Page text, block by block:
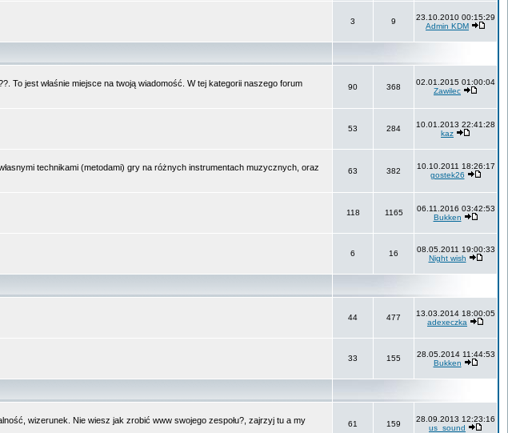
3 9
23.10.2010 00:15:29
Admin KDM
To jest właśnie miejsce na twoją wiadomość. W tej kategorii naszego forum
90 368
02.01.2015 01:00:04
Zawilec
53 284
10.01.2013 22:41:28
kaz
technikami (metodami) gry na różnych instrumentach muzycznych, oraz
63 382
10.10.2011 18:26:17
gostek26
118 1165
06.11.2016 03:42:53
Bukken
6 16
08.05.2011 19:00:33
Night wish
44 477
13.03.2014 18:00:05
adexeczka
33 155
28.05.2014 11:44:53
Bukken
wizerunek. Nie wiesz jak zrobić www swojego zespołu?, zajrzyj tu a my
61 159
28.09.2013 12:23:16
us_sound